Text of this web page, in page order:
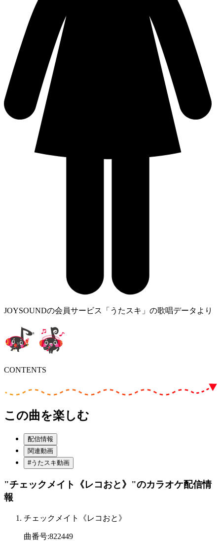
JOYSOUNDの会員サービス「うたスキ」の歌唱データより
CONTENTS
この曲を楽しむ
配信情報
関連動画
#うたスキ動画
"チェックメイト《レコおと》"のカラオケ配信情
報
チェックメイト《レコおと》
曲番号:822449